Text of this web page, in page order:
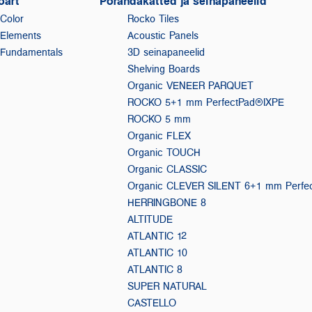
Color
Elements
Fundamentals
Rocko Tiles
Acoustic Panels
3D seinapaneelid
Shelving Boards
Organic VENEER PARQUET
ROCKO 5+1 mm PerfectPad®IXPE
ROCKO 5 mm
Organic FLEX
Organic TOUCH
Organic CLASSIC
Organic CLEVER SILENT 6+1 mm
HERRINGBONE 8
ALTITUDE
ATLANTIC 12
ATLANTIC 10
ATLANTIC 8
SUPER NATURAL
CASTELLO